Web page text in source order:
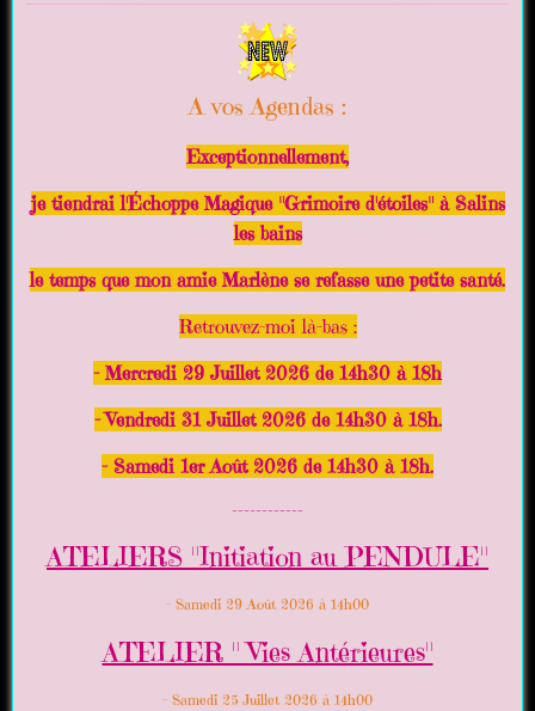
A vos Agendas :
Exceptionnellement,
je tiendrai l'Échoppe Magique "Grimoire d'étoiles" à Salins
les bains
le temps que mon amie Marlène se refasse une petite santé.
Retrouvez-moi là-bas :
- Mercredi 29 Juillet 2026 de 14h30 à 18h
- Vendredi 31 Juillet 2026 de 14h30 à 18h.
- Samedi 1er Août 2026 de 14h30 à 18h.
------------
ATELIERS "Initiation au PENDULE"
- Samedi 29 Août 2026 à 14h00
ATELIER " Vies Antérieures"
- Samedi 25 Juillet 2026 à 14h00